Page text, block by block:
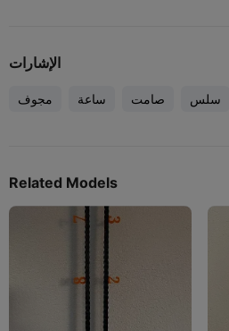
الإشارات
مجوف ساعة صامت سلس
Related Models